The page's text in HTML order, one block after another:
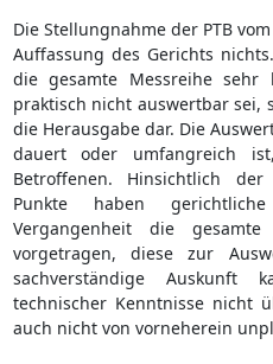
Die Stellungnahme der PTB
Auffassung des Gerichts
die gesamte Messreihe
praktisch nicht auswertbar sei,
die Herausgabe dar. Die
dauert oder umfangreich
Betroffenen. Hinsichtlich
Punkte haben
Vergangenheit die
vorgetragen, diese zur
sachverständige Auskunft
technischer Kenntnisse nicht
auch nicht von vorneherein